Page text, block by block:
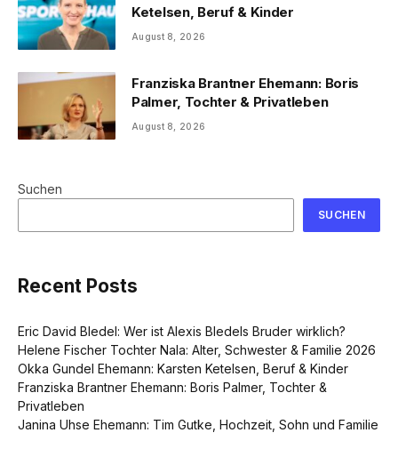
Ketelsen, Beruf & Kinder
August 8, 2026
Franziska Brantner Ehemann: Boris
Palmer, Tochter & Privatleben
August 8, 2026
Suchen
SUCHEN
Recent Posts
Eric David Bledel: Wer ist Alexis Bledels Bruder wirklich?
Helene Fischer Tochter Nala: Alter, Schwester & Familie 2026
Okka Gundel Ehemann: Karsten Ketelsen, Beruf & Kinder
Franziska Brantner Ehemann: Boris Palmer, Tochter &
Privatleben
Janina Uhse Ehemann: Tim Gutke, Hochzeit, Sohn und Familie